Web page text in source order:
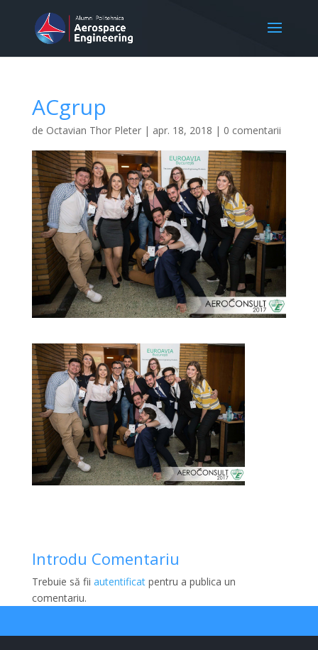
ACgrup
de Octavian Thor Pleter| apr. 18, 2018 | 0 comentarii
Introdu Comentariu
Trebuie să fii autentificatpentru a publica un
comentariu.